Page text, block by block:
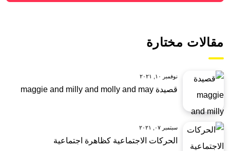
مقالات مختارة
نوفمبر ١٠, ٢٠٢١
قصيدة maggie and milly and molly and may
سبتمبر ٠٧, ٢٠٢١
الحركات الاجتماعية كظاهرة اجتماعية